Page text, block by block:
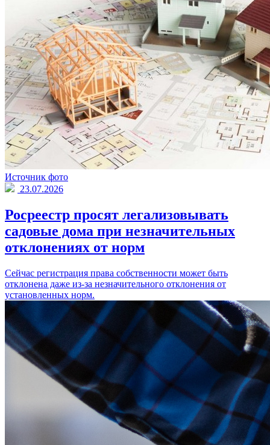
Источник фото
23.07.2026
Росреестр просят легализовывать
садовые дома при незначительных
отклонениях от норм
Сейчас регистрация права собственности может быть
отклонена даже из-за незначительного отклонения от
установленных норм.